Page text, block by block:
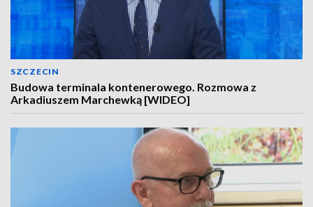
SZCZECIN
Budowa terminala kontenerowego. Rozmowa z
Arkadiuszem Marchewką [WIDEO]